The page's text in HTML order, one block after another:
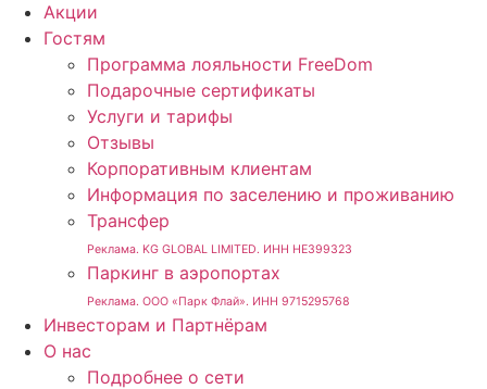
Акции
Гостям
Программа лояльности FreeDom
Подарочные сертификаты
Услуги и тарифы
Отзывы
Корпоративным клиентам
Информация по заселению и проживанию
Трансфер
Реклама. KG GLOBAL LIMITED. ИНН HE399323
Паркинг в аэропортах
Реклама. ООО «Парк Флай». ИНН 9715295768
Инвесторам и Партнёрам
О нас
Подробнее о сети